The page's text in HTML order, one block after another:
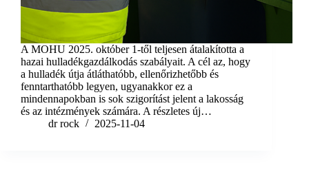
A MOHU 2025. október 1-től teljesen átalakította a
hazai hulladékgazdálkodás szabályait. A cél az, hogy
a hulladék útja átláthatóbb, ellenőrizhetőbb és
fenntarthatóbb legyen, ugyanakkor ez a
mindennapokban is sok szigorítást jelent a lakosság
és az intézmények számára. A részletes új…
dr rock
2025-11-04